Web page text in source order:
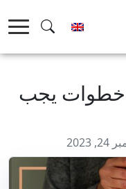
الوقاية من القمل | 7 خطوات يجب